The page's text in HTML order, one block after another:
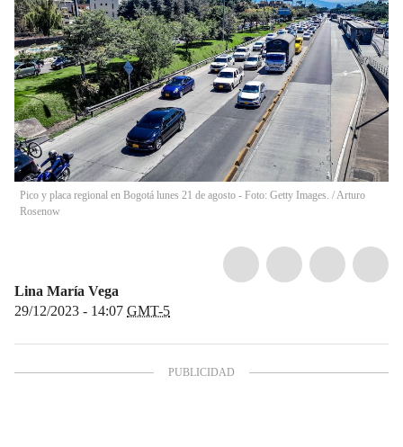
Pico y placa regional en Bogotá lunes 21 de agosto - Foto: Getty Images. /Arturo
Rosenow
Lina María Vega
29/12/2023 - 14:07 GMT-5